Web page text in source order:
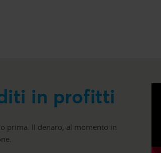
in profitti
prima. Il denaro, al momento in